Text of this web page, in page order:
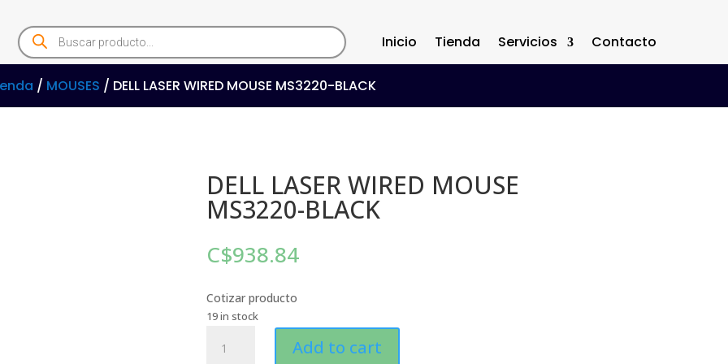
Products
search Inicio Tienda Servicios Contacto
/ MOUSES / DELL LASER WIRED MOUSE MS3220-BLACK
DELL LASER WIRED MOUSE
MS3220-BLACK
C$938.84
Cotizar producto
19 in stock
LASER
Add to cart